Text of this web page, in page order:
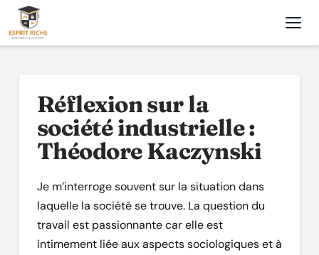
Réflexion sur la
société industrielle :
Théodore Kaczynski
Je m’interroge souvent sur la situation dans
laquelle la société se trouve. La question du
travail est passionnante car elle est
intimement liée aux aspects sociologiques et à